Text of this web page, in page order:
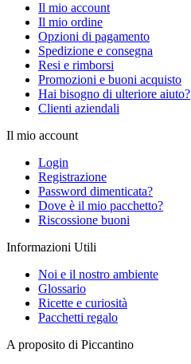
Il mio account
Il mio ordine
Opzioni di pagamento
Spedizione e consegna
Resi e rimborsi
Promozioni e buoni acquisto
Hai bisogno di ulteriore aiuto?
Clienti aziendali
Il mio account
Login
Registrazione
Password dimenticata?
Dove è il mio pacchetto?
Riscossione buoni
Informazioni Utili
Noi e il nostro ambiente
Glossario
Ricette e curiosità
Pacchetti regalo
A proposito di Piccantino